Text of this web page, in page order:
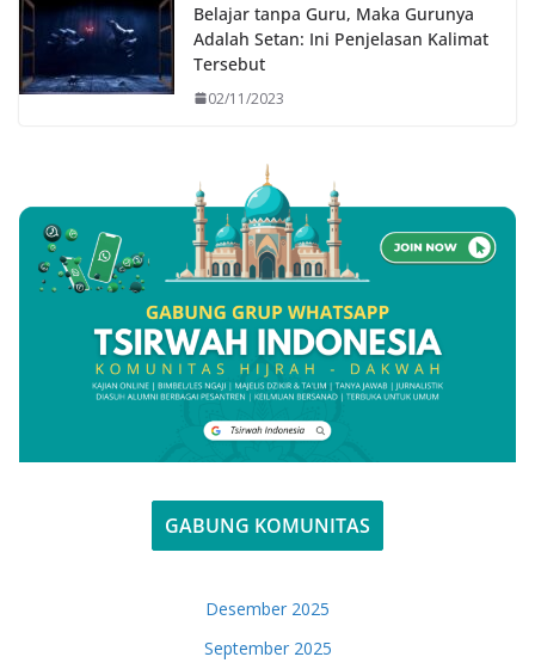
Belajar tanpa Guru, Maka Gurunya
Adalah Setan: Ini Penjelasan Kalimat
Tersebut
02/11/2023
GABUNG KOMUNITAS
Desember 2025
September 2025